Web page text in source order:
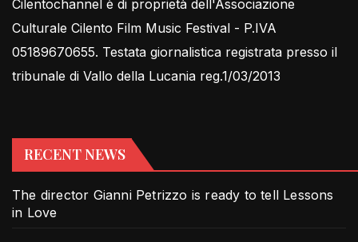
Cilentochannel è di proprietà dell'Associazione
Culturale Cilento Film Music Festival - P.IVA
05189670655. Testata giornalistica registrata presso il
tribunale di Vallo della Lucania reg.1/03/2013
RECENT NEWS
The director Gianni Petrizzo is ready to tell Lessons
in Love